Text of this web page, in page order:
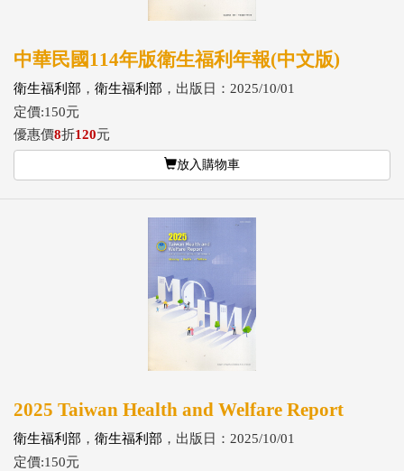
中華民國114年版衛生福利年報(中文版)
衛生福利部 ， 衛生福利部 ，出版日：2025/10/01
定價:150元
優惠價8折120元
放入購物車
2025 Taiwan Health and Welfare Report
衛生福利部 ， 衛生福利部 ，出版日：2025/10/01
定價:150元